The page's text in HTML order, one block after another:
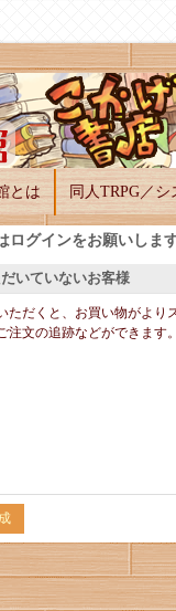
とは 同人TRPG／シ
ログインをお願いしま
いていないお客様
ただくと、お買い物がより
注文の追跡などができます。